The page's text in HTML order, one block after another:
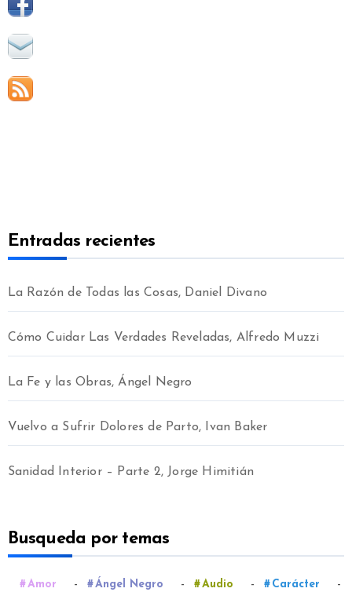
Entradas recientes
La Razón de Todas las Cosas, Daniel Divano
Cómo Cuidar Las Verdades Reveladas, Alfredo Muzzi
La Fe y las Obras, Ángel Negro
Vuelvo a Sufrir Dolores de Parto, Ivan Baker
Sanidad Interior – Parte 2, Jorge Himitián
Busqueda por temas
Amor - Ángel Negro - Audio - Carácter -